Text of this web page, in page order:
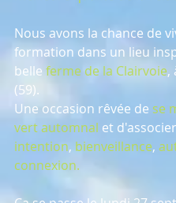
Nous avons la chance de
formation dans un lieu
belle ferme de la Clairvoie,
(59).
Une occasion rêvée de se
vert automnal et d'associer
intention, bienveillance,
connexion.